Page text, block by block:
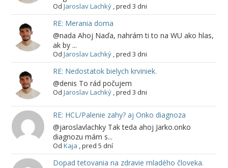
Od Jaroslav Lachký,pred 3 dni
RE: Merania doma
@nada Ahoj Naďa, nahrám ti to na WU ako hlas,
ak by ...
Od Jaroslav Lachký,pred 3 dni
RE: Nedostatok bielych krviniek.
@denis To rád počujem
Od Jaroslav Lachký,pred 3 dni
RE: HCL/Palenie zahy? aj Onko diagnoza
@jaroslavlachky Tak teda ahoj Jarko.onko
diagnozu mám s...
Od Kaja ,pred 5 dní
Dopad tetovania na zdravie mladého človeka.